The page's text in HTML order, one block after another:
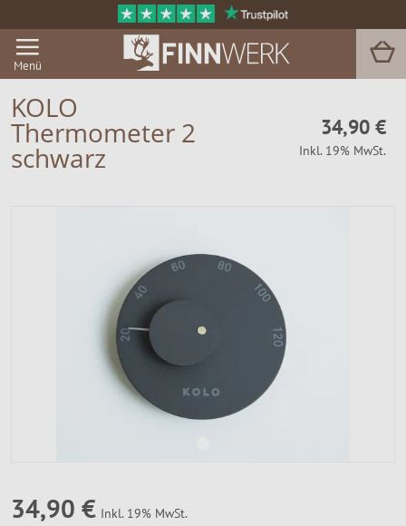
Menü
Grill & BBQ
KOLO
Thermometer 2
schwarz
34,90 €
Inkl. 19% MwSt.
34,90 € Inkl. 19% MwSt.